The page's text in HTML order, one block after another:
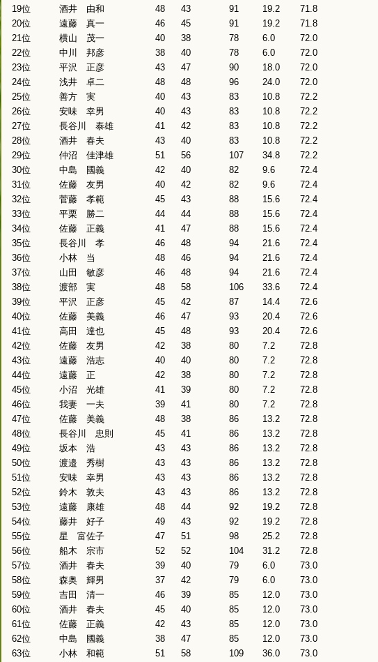
19位
酒井 由和 48 43 91 19.2
71.8
20位
遠藤 真一 46 45 91 19.2
71.8
21位
横山 茂一 40 38 78 6.0
72.0
22位
中川 邦彦 38 40 78 6.0
72.0
23位
平沢 正彦 43 47 90 18.0
72.0
24位
浅井 卓二 48 48 96 24.0
72.0
25位
善方 実 40 43 83 10.8
72.2
26位
安味 幸男 40 43 83 10.8
72.2
27位
長谷川 泰雄 41 42 83 10.8
72.2
28位
酒井 春夫 43 40 83 10.8
72.2
29位
仲沼 佳津雄 51 56 107 34.8
72.2
30位
中島 國義 42 40 82 9.6
72.4
31位
佐藤 友男 40 42 82 9.6
72.4
32位
菅藤 孝範 45 43 88 15.6
72.4
33位
平栗 勝二 44 44 88 15.6
72.4
34位
佐藤 正義 41 47 88 15.6
72.4
35位
長谷川 孝 46 48 94 21.6
72.4
36位
小林 当 48 46 94 21.6
72.4
37位
山田 敏彦 46 48 94 21.6
72.4
38位
渡部 実 48 58 106 33.6
72.4
39位
平沢 正彦 45 42 87 14.4
72.6
40位
佐藤 美義 46 47 93 20.4
72.6
41位
高田 達也 45 48 93 20.4
72.6
42位
佐藤 友男 42 38 80 7.2
72.8
43位
遠藤 浩志 40 40 80 7.2
72.8
44位
遠藤 正 42 38 80 7.2
72.8
45位
小沼 光雄 41 39 80 7.2
72.8
46位
我妻 一夫 39 41 80 7.2
72.8
47位
佐藤 美義 48 38 86 13.2
72.8
48位
長谷川 忠則 45 41 86 13.2
72.8
49位
坂本 浩 43 43 86 13.2
72.8
50位
渡邉 秀樹 43 43 86 13.2
72.8
51位
安味 幸男 43 43 86 13.2
72.8
52位
鈴木 敦夫 43 43 86 13.2
72.8
53位
遠藤 康雄 48 44 92 19.2
72.8
54位
藤井 好子 49 43 92 19.2
72.8
55位
星 富佐子 47 51 98 25.2
72.8
56位
船木 宗市 52 52 104 31.2
72.8
57位
酒井 春夫 39 40 79 6.0
73.0
58位
森奥 輝男 37 42 79 6.0
73.0
59位
吉田 清一 46 39 85 12.0
73.0
60位
酒井 春夫 45 40 85 12.0
73.0
61位
佐藤 正義 42 43 85 12.0
73.0
62位
中島 國義 38 47 85 12.0
73.0
63位
小林 和範 51 58 109 36.0
73.0